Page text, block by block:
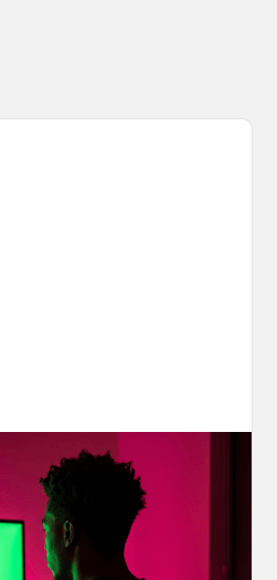
Protected: How
Check Keeps
you love, but is it safe to
Check, powered